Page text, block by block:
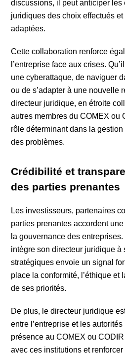
discussions, il peut anticiper les
juridiques des choix effectués
adaptées.
Cette collaboration renforce
l’entreprise face aux crises.
une cyberattaque, de naviguer
ou de s’adapter à une nouvelle
directeur juridique, en étroite
autres membres du COMEX ou
rôle déterminant dans la
des problèmes.
Crédibilité et
des parties prenantes
Les investisseurs, partenaires
parties prenantes accordent
la gouvernance des
intègre son directeur juridique à
stratégiques envoie un signal
place la conformité, l’éthique
de ses priorités.
De plus, le directeur juridique
entre l’entreprise et les
présence au COMEX ou
avec ces institutions et